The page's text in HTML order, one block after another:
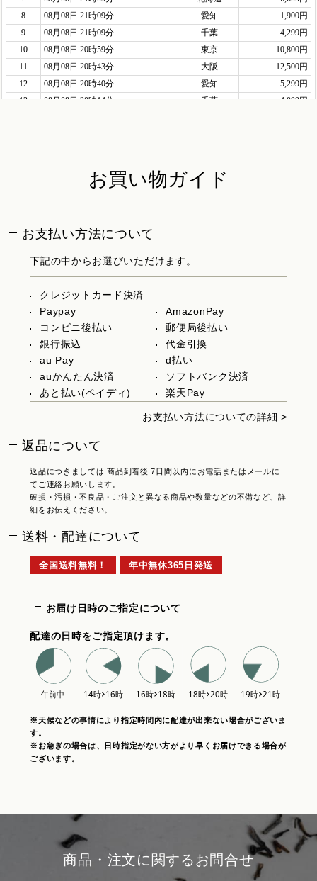
お買い物ガイド
お支払い方法について
下記の中からお選びいただけます。
クレジットカード決済
Paypay
AmazonPay
コンビニ後払い
郵便局後払い
銀行振込
代金引換
au Pay
d払い
auかんたん決済
ソフトバンク決済
あと払い(ペイディ)
楽天Pay
お支払い方法についての詳細 >
返品について
返品につきましては 商品到着後 7日間以内にお電話またはメールに
てご連絡お願いします。
破損・汚損・不良品・ご注文と異なる商品や数量などの不備など、詳
細をお伝えください。
送料・配達について
全国送料無料！ 年中無休365日発送
お届け日時のご指定について
配達の日時をご指定頂けます。
※天候などの事情により指定時間内に配達が出来ない場合がございま
す。
※お急ぎの場合は、日時指定がない方がより早くお届けできる場合が
ございます。
商品・注文に関するお問合せ